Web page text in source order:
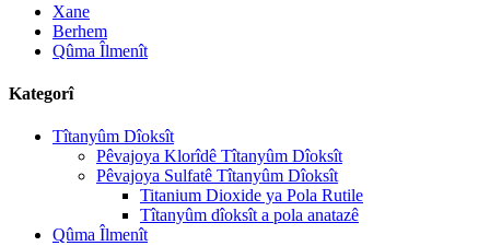
Xane
Berhem
Qûma Îlmenît
Kategorî
Tîtanyûm Dîoksît
Pêvajoya Klorîdê Tîtanyûm Dîoksît
Pêvajoya Sulfatê Tîtanyûm Dîoksît
Titanium Dioxide ya Pola Rutile
Tîtanyûm dîoksît a pola anatazê
Qûma Îlmenît